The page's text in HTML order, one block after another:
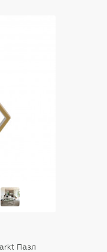
Пазл